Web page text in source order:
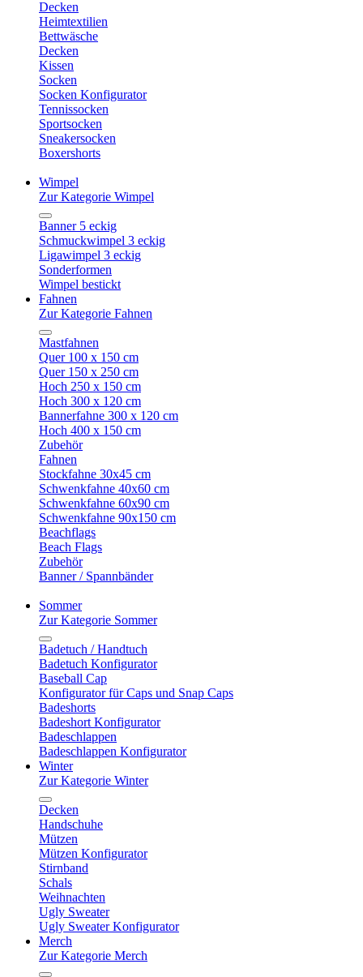
Decken
Heimtextilien
Bettwäsche
Decken
Kissen
Socken
Socken Konfigurator
Tennissocken
Sportsocken
Sneakersocken
Boxershorts
Wimpel
Zur Kategorie Wimpel
Banner 5 eckig
Schmuckwimpel 3 eckig
Ligawimpel 3 eckig
Sonderformen
Wimpel bestickt
Fahnen
Zur Kategorie Fahnen
Mastfahnen
Quer 100 x 150 cm
Quer 150 x 250 cm
Hoch 250 x 150 cm
Hoch 300 x 120 cm
Bannerfahne 300 x 120 cm
Hoch 400 x 150 cm
Zubehör
Fahnen
Stockfahne 30x45 cm
Schwenkfahne 40x60 cm
Schwenkfahne 60x90 cm
Schwenkfahne 90x150 cm
Beachflags
Beach Flags
Zubehör
Banner / Spannbänder
Sommer
Zur Kategorie Sommer
Badetuch / Handtuch
Badetuch Konfigurator
Baseball Cap
Konfigurator für Caps und Snap Caps
Badeshorts
Badeshort Konfigurator
Badeschlappen
Badeschlappen Konfigurator
Winter
Zur Kategorie Winter
Decken
Handschuhe
Mützen
Mützen Konfigurator
Stirnband
Schals
Weihnachten
Ugly Sweater
Ugly Sweater Konfigurator
Merch
Zur Kategorie Merch